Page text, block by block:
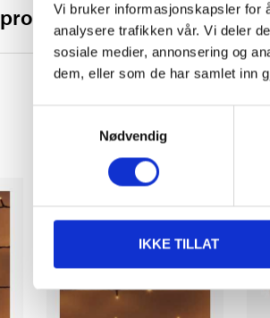
Vi bruker informasjonskapsler for
analysere trafikken vår. Vi deler
sosiale medier, annonsering og
dem, eller som de har samlet inn
Nødvendig
IKKE TILLAT